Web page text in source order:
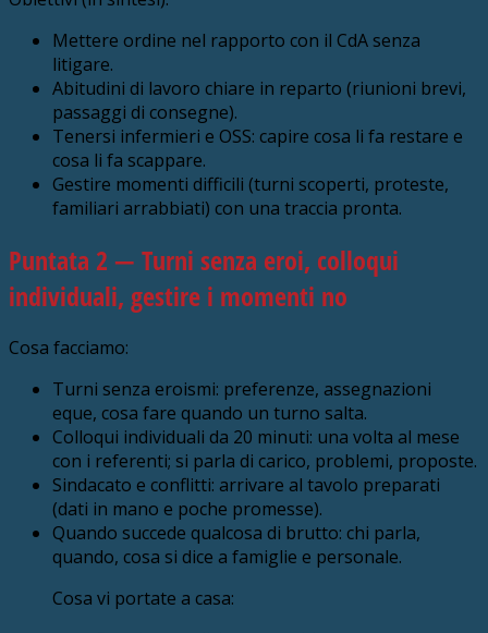
Mettere ordine nel rapporto con il CdA senza
litigare.
Abitudini di lavoro chiare in reparto (riunioni brevi,
passaggi di consegne).
Tenersi infermieri e OSS: capire cosa li fa restare e
cosa li fa scappare.
Gestire momenti difficili (turni scoperti, proteste,
familiari arrabbiati) con una traccia pronta.
Puntata 2 — Turni senza eroi, colloqui
individuali, gestire i momenti no
Cosa facciamo:
Turni senza eroismi: preferenze, assegnazioni
eque, cosa fare quando un turno salta.
Colloqui individuali da 20 minuti: una volta al mese
con i referenti; si parla di carico, problemi, proposte.
Sindacato e conflitti: arrivare al tavolo preparati
(dati in mano e poche promesse).
Quando succede qualcosa di brutto: chi parla,
quando, cosa si dice a famiglie e personale.
Cosa vi portate a casa: